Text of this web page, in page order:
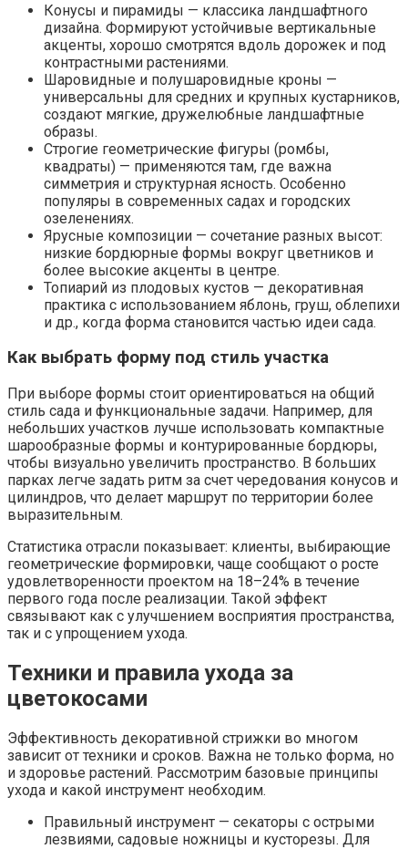
Конусы и пирамиды — классика ландшафтного
дизайна. Формируют устойчивые вертикальные
акценты, хорошо смотрятся вдоль дорожек и под
контрастными растениями.
Шаровидные и полушаровидные кроны —
универсальны для средних и крупных кустарников,
создают мягкие, дружелюбные ландшафтные
образы.
Строгие геометрические фигуры (ромбы,
квадраты) — применяются там, где важна
симметрия и структурная ясность. Особенно
популяры в современных садах и городских
озеленениях.
Ярусные композиции — сочетание разных высот:
низкие бордюрные формы вокруг цветников и
более высокие акценты в центре.
Топиарий из плодовых кустов — декоративная
практика с использованием яблонь, груш, облепихи
и др., когда форма становится частью идеи сада.
Как выбрать форму под стиль участка
При выборе формы стоит ориентироваться на общий
стиль сада и функциональные задачи. Например, для
небольших участков лучше использовать компактные
шарообразные формы и контурированные бордюры,
чтобы визуально увеличить пространство. В больших
парках легче задать ритм за счет чередования конусов и
цилиндров, что делает маршрут по территории более
выразительным.
Статистика отрасли показывает: клиенты, выбирающие
геометрические формировки, чаще сообщают о росте
удовлетворенности проектом на 18–24% в течение
первого года после реализации. Такой эффект
связывают как с улучшением восприятия пространства,
так и с упрощением ухода.
Техники и правила ухода за
цветокосами
Эффективность декоративной стрижки во многом
зависит от техники и сроков. Важна не только форма, но
и здоровье растений. Рассмотрим базовые принципы
ухода и какой инструмент необходим.
Правильный инструмент — секаторы с острыми
лезвиями, садовые ножницы и кусторезы. Для